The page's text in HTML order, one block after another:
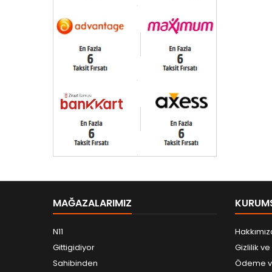
MAĞAZALARIMIZ
N11
Gittigidiyor
Sahibinden
Gizlilik
Ödeme